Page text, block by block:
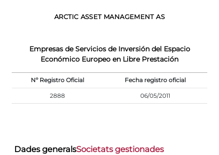
ARCTIC ASSET MANAGEMENT AS
Empresas de Servicios de Inversión del Espacio
Económico Europeo en Libre Prestación
Nº Registro Oficial Fecha registro oficial
2888 06/05/2011
Dades generalsSocietats gestionades